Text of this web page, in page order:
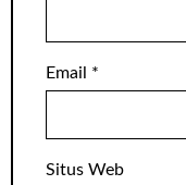
Email *
Situs Web